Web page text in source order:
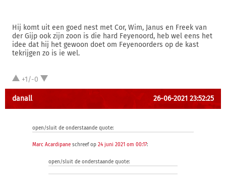
Hij komt uit een goed nest met Cor, Wim, Janus en Freek van
der Gijp ook zijn zoon is die hard Feyenoord, heb wel eens het
idee dat hij het gewoon doet om Feyenoorders op de kast
tekrijgen zo is ie wel.
+1/-0
danall 26-06-2021 23:52:25
open/sluit de onderstaande quote:
Marc Acardipane schreef op 24 juni 2021 om 00:17:
open/sluit de onderstaande quote: